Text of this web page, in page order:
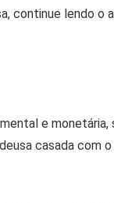
continue lendo o
e
casada com o